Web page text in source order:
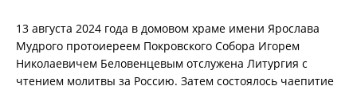
13 августа 2024 года в домовом храме имени Ярослава
Мудрого протоиереем Покровского Собора Игорем
Николаевичем Беловенцевым отслужена Литургия с
чтением молитвы за Россию. Затем состоялось чаепитие